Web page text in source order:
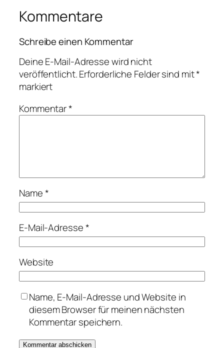
Kommentare
Schreibe einen Kommentar
Deine E-Mail-Adresse wird nicht
veröffentlicht.Erforderliche Felder sind mit*
markiert
Kommentar*
Name*
E-Mail-Adresse*
Website
Name, E-Mail-Adresse und Website in
diesem Browser für meinen nächsten
Kommentar speichern.